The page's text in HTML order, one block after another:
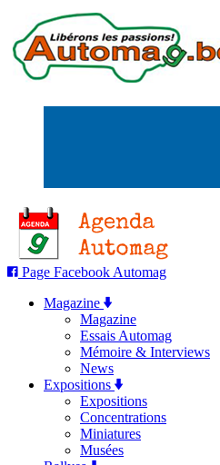
Page Facebook Automag
Magazine
Magazine
Essais Automag
Mémoire & Interviews
News
Expositions
Expositions
Concentrations
Miniatures
Musées